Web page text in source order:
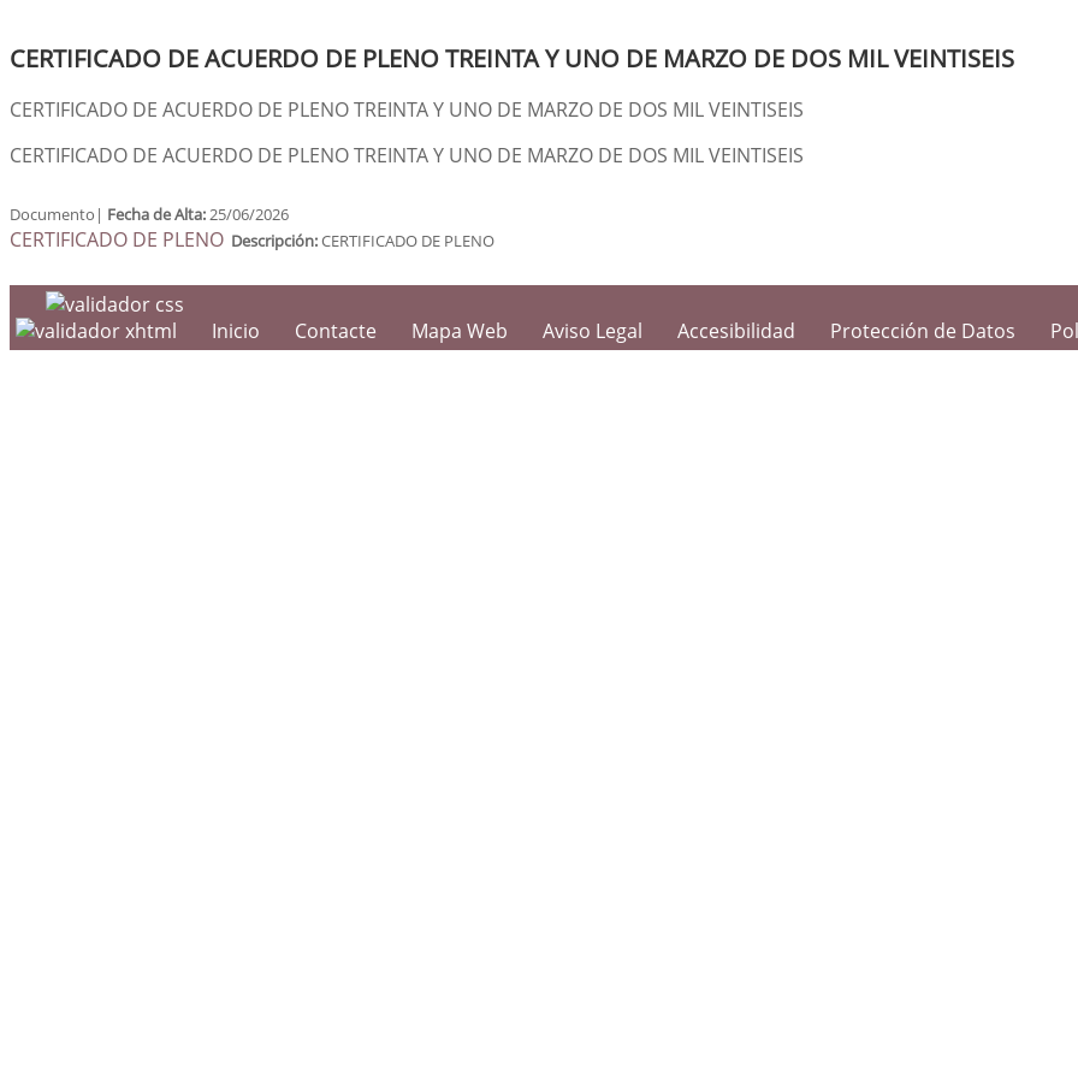
CERTIFICADO DE ACUERDO DE PLENO TREINTA Y UNO DE MARZO DE DOS MIL VEINTISEIS
CERTIFICADO DE ACUERDO DE PLENO TREINTA Y UNO DE MARZO DE DOS MIL VEINTISEIS
CERTIFICADO DE ACUERDO DE PLENO TREINTA Y UNO DE MARZO DE DOS MIL VEINTISEIS
Documento| Fecha de Alta:25/06/2026
CERTIFICADO DE PLENO Descripción:CERTIFICADO DE PLENO
Inicio Contacte Mapa Web Aviso Legal Accesibilidad Protección de Datos